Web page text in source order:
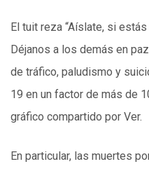
El tuit reza “Aíslate, si
Déjanos a los demás en
de tráfico, paludismo y
19 en un factor de más de
gráfico compartido por Ver.
En particular, las muertes